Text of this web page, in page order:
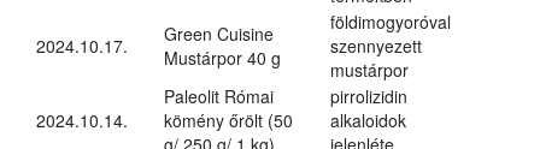
2024.10.17.
Green Cuisine
Mustárpor 40 g
földimogyoróval
szennyezett
mustárpor
2024.10.14.
Paleolit Római
kömény őrölt (50
pirrolizidin
alkaloidok